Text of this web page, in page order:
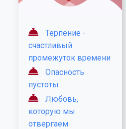
Терпение -
счастливый
промежуток времени
Опасность
пустоты
Любовь,
которую мы
отвергаем